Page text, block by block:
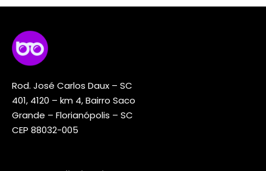
Rod. José Carlos Daux – SC
401, 4120 – km 4, Bairro Saco
Grande – Florianópolis – SC
CEP 88032-005